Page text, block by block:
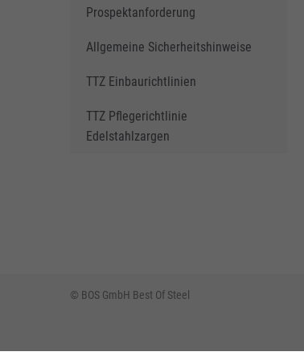
Prospektanforderung
Allgemeine Sicherheitshinweise
TTZ Einbaurichtlinien
TTZ Pflegerichtlinie
Edelstahlzargen
© BOS GmbH Best Of Steel